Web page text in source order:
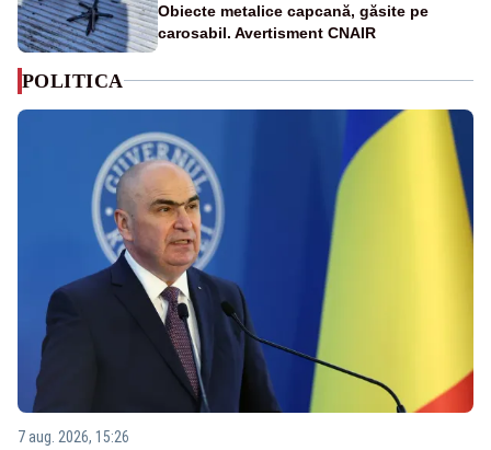
Obiecte metalice capcană, găsite pe
carosabil. Avertisment CNAIR
POLITICA
7 aug. 2026, 15:26